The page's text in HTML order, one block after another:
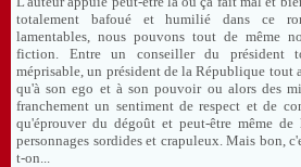
totalement bafoué et humilié dans ce
lamentables, nous pouvons tout de même
fiction. Entre un conseiller du président
méprisable, un président de la République tout
qu'à son ego et à son pouvoir ou alors des
franchement un sentiment de respect et de
qu'éprouver du dégoût et peut-être même
personnages sordides et crapuleux. Mais bon,
t-on...